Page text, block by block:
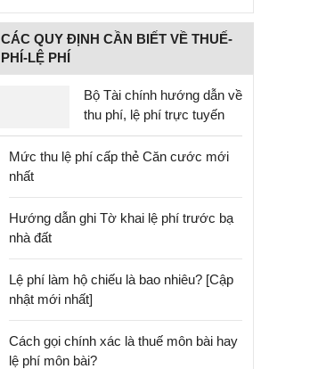
CÁC QUY ĐỊNH CẦN BIẾT VỀ THUẾ-
PHÍ-LỆ PHÍ
Bộ Tài chính hướng dẫn về
thu phí, lệ phí trực tuyến
Mức thu lệ phí cấp thẻ Căn cước mới
nhất
Hướng dẫn ghi Tờ khai lệ phí trước bạ
nhà đất
Lệ phí làm hộ chiếu là bao nhiêu? [Cập
nhật mới nhất]
Cách gọi chính xác là thuế môn bài hay
lệ phí môn bài?